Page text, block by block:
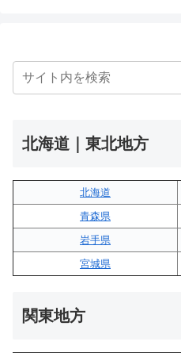
北海道｜東北地方
北海道
青森県
岩手県
宮城県
関東地方